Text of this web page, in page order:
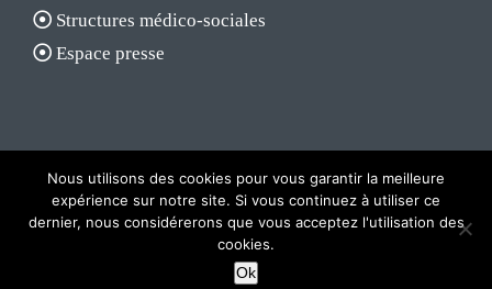
Structures médico-sociales
Espace presse
© 2017 - Centre hospitalier Laborit |Mentions légales|Plan du site
Facebook
X
Nous utilisons des cookies pour vous garantir la meilleure
expérience sur notre site. Si vous continuez à utiliser ce
dernier, nous considérerons que vous acceptez l'utilisation des
cookies.
Ok